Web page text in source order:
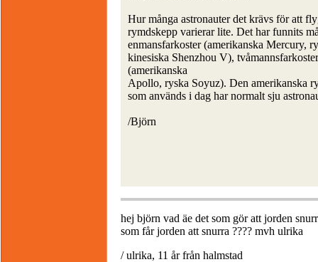
Hur många astronauter det krävs för att
rymdskepp varierar lite. Det har funnits
enmansfarkoster (amerikanska Mercury,
kinesiska Shenzhou V),
(amerikanska
Apollo, ryska Soyuz). Den amerikanska
som används i dag har normalt sju
/Björn
hej björn vad äe det som gör att jorden
som får jorden att snurra ???? mvh ulrika
/ ulrika, 11 år från halmstad